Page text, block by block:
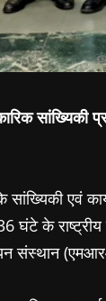
सांख्यिकी
सांख्यिकी एवं
घंटे के
संस्थान